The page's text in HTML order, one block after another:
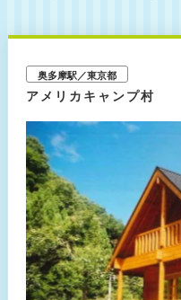
奥多摩駅／東京都
アメリカキャンプ村